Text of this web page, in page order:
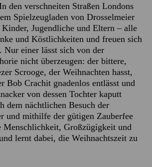
den verschneiten Straßen Londons
Spielzeugladen von Drosselmeier
Jugendliche und Eltern – alle
und Köstlichkeiten und freuen sich
Nur einer lässt sich von der
nicht überzeugen: der bittere,
Scrooge, der Weihnachten hasst,
Bob Crachit gnadenlos entlässt und
von dessen Tochter kaputt
dem nächtlichen Besuch der
und mithilfe der gütigen Zauberfee
Menschlichkeit, Großzügigkeit und
lernt dabei, die Weihnachtszeit zu